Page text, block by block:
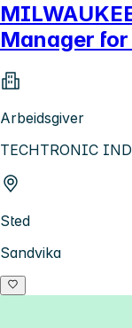
Manager
Arbeidsgiver
TECHTRONIC
Sted
Sandvika